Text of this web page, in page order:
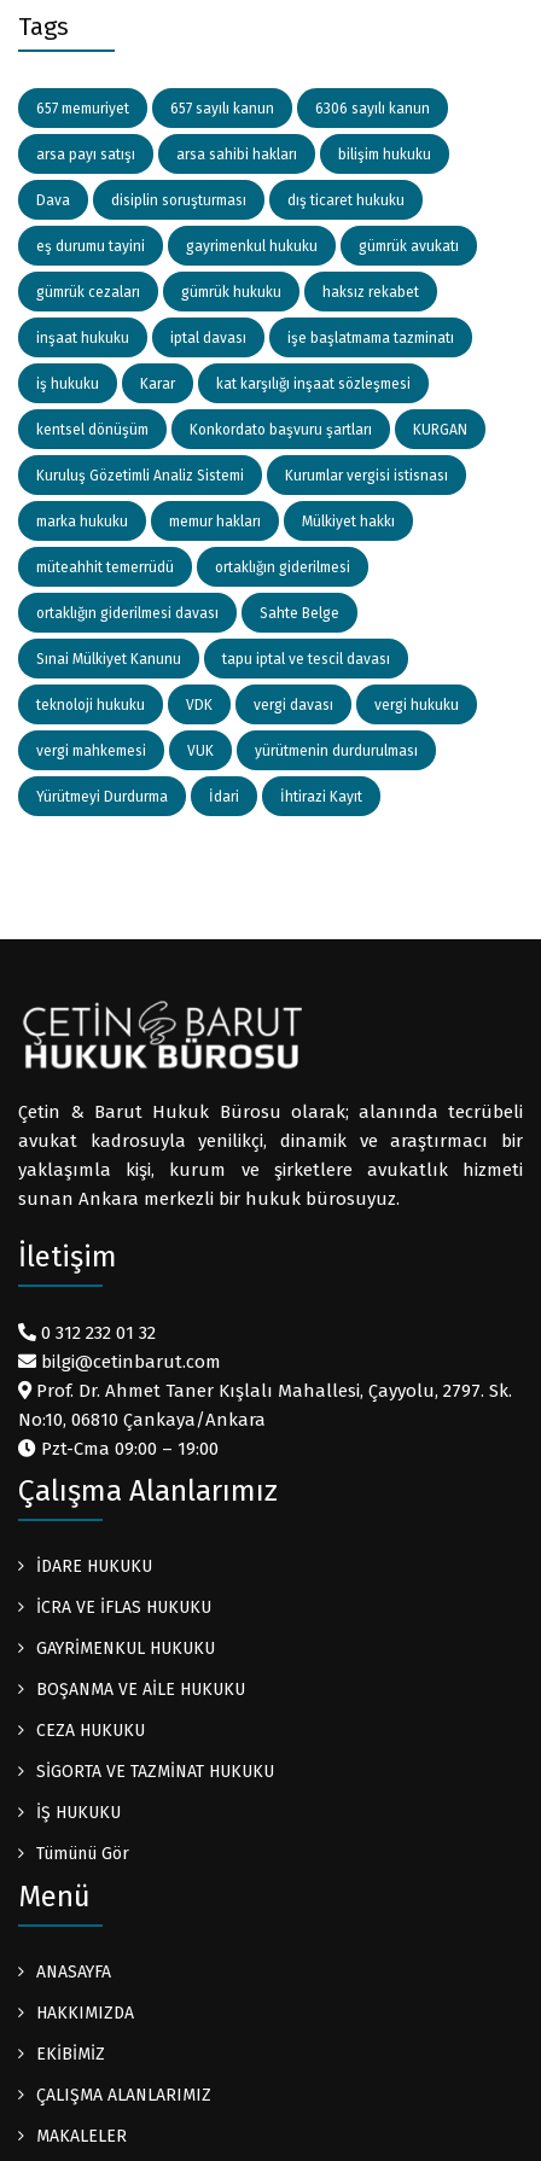
Tags
657 memuriyet 657 sayılı kanun 6306 sayılı kanun
arsa payı satışı arsa sahibi hakları bilişim hukuku
Dava disiplin soruşturması dış ticaret hukuku
eş durumu tayini gayrimenkul hukuku gümrük avukatı
gümrük cezaları gümrük hukuku haksız rekabet
inşaat hukuku iptal davası işe başlatmama tazminatı
iş hukuku Karar kat karşılığı inşaat sözleşmesi
kentsel dönüşüm Konkordato başvuru şartları KURGAN
Kuruluş Gözetimli Analiz Sistemi Kurumlar vergisi istisnası
marka hukuku memur hakları Mülkiyet hakkı
müteahhit temerrüdü ortaklığın giderilmesi
ortaklığın giderilmesi davası Sahte Belge
Sınai Mülkiyet Kanunu tapu iptal ve tescil davası
teknoloji hukuku VDK vergi davası vergi hukuku
vergi mahkemesi VUK yürütmenin durdurulması
Yürütmeyi Durdurma İdari İhtirazi Kayıt
Çetin & Barut Hukuk Bürosu olarak; alanında tecrübeli
avukat kadrosuyla yenilikçi, dinamik ve araştırmacı bir
yaklaşımla kişi, kurum ve şirketlere avukatlık hizmeti
sunan Ankara merkezli bir hukuk bürosuyuz.
İletişim
0 312 232 01 32
bilgi@cetinbarut.com
Prof. Dr. Ahmet Taner Kışlalı Mahallesi, Çayyolu, 2797. Sk.
No:10, 06810 Çankaya/Ankara
Pzt-Cma 09:00 – 19:00
Çalışma Alanlarımız
İDARE HUKUKU
İCRA VE İFLAS HUKUKU
GAYRİMENKUL HUKUKU
BOŞANMA VE AİLE HUKUKU
CEZA HUKUKU
SİGORTA VE TAZMİNAT HUKUKU
İŞ HUKUKU
Tümünü Gör
Menü
ANASAYFA
HAKKIMIZDA
EKİBİMİZ
ÇALIŞMA ALANLARIMIZ
MAKALELER